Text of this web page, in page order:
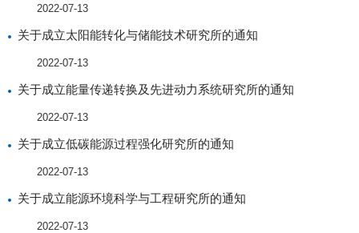
2022-07-13
关于成立太阳能转化与储能技术研究所的通知
2022-07-13
关于成立能量传递转换及先进动力系统研究所的通知
2022-07-13
关于成立低碳能源过程强化研究所的通知
2022-07-13
关于成立能源环境科学与工程研究所的通知
2022-07-13